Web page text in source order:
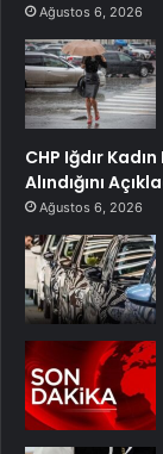
Ağustos 6, 2026
CHP Iğdır
Alındığını
Ağustos 6, 2026